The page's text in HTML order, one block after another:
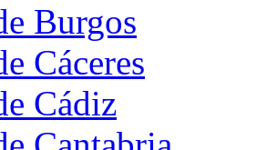
Burgos
Cáceres
Cádiz